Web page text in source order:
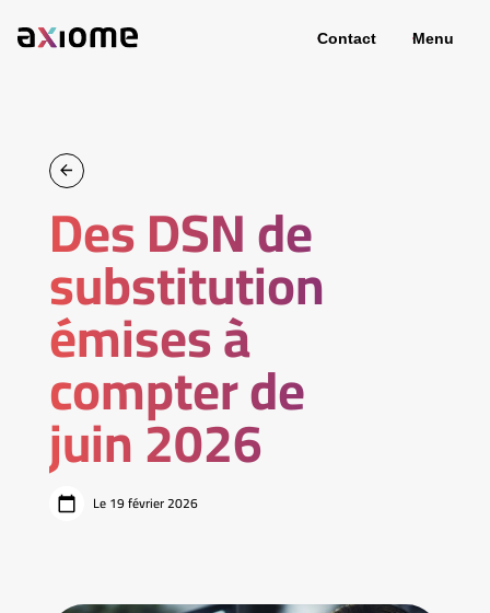
Contact Menu
Des DSN de
substitution
émises à
compter de
juin 2026
Le 19 février 2026